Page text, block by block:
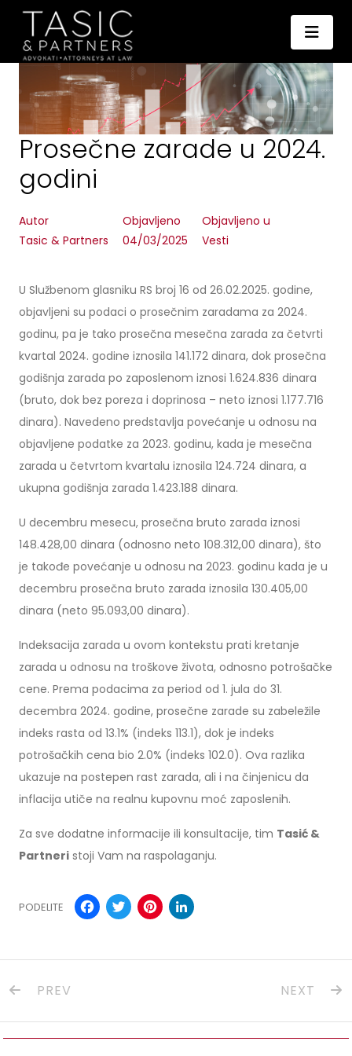
Prosečne zarade u 2024.
godini
Autor
Tasic & Partners
Objavljeno
04/03/2025
Objavljeno u
Vesti
U Službenom glasniku RS broj 16 od 26.02.2025. godine,
objavljeni su podaci o prosečnim zaradama za 2024.
godinu, pa je tako prosečna mesečna zarada za četvrti
kvartal 2024. godine iznosila 141.172 dinara, dok prosečna
godišnja zarada po zaposlenom iznosi 1.624.836 dinara
(bruto, dok bez poreza i doprinosa – neto iznosi 1.177.716
dinara). Navedeno predstavlja povećanje u odnosu na
objavljene podatke za 2023. godinu, kada je mesečna
zarada u četvrtom kvartalu iznosila 124.724 dinara, a
ukupna godišnja zarada 1.423.188 dinara.
U decembru mesecu, prosečna bruto zarada iznosi
148.428,00 dinara (odnosno neto 108.312,00 dinara), što
je takođe povećanje u odnosu na 2023. godinu kada je u
decembru prosečna bruto zarada iznosila 130.405,00
dinara (neto 95.093,00 dinara).
Indeksacija zarada u ovom kontekstu prati kretanje
zarada u odnosu na troškove života, odnosno potrošačke
cene. Prema podacima za period od 1. jula do 31.
decembra 2024. godine, prosečne zarade su zabeležile
indeks rasta od 13.1% (indeks 113.1), dok je indeks
potrošačkih cena bio 2.0% (indeks 102.0). Ova razlika
ukazuje na postepen rast zarada, ali i na činjenicu da
inflacija utiče na realnu kupovnu moć zaposlenih.
Za sve dodatne informacije ili konsultacije, tim Tasić &
Partneri stoji Vam na raspolaganju.
PODELITE Facebook
TwitterPinterest
PREV NEXT